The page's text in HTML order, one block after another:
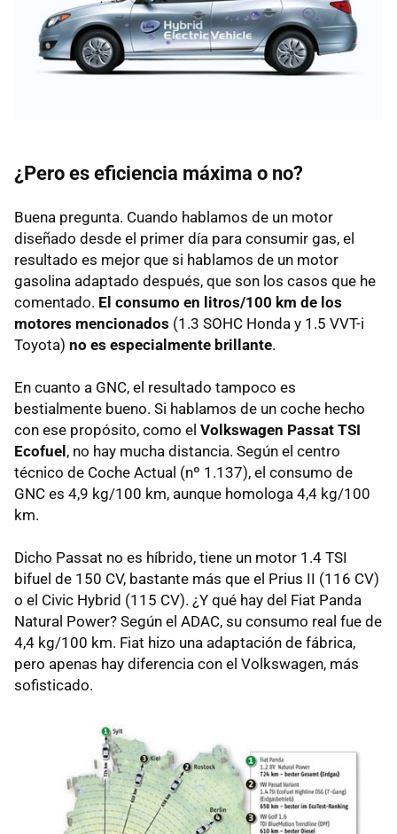
¿Pero es eficiencia máxima o no?
Buena pregunta. Cuando hablamos de un motor
diseñado desde el primer día para consumir gas, el
resultado es mejor que si hablamos de un motor
gasolina adaptado después, que son los casos que he
comentado. El consumo en litros/100 km de los
motores mencionados (1.3 SOHC Honda y 1.5 VVT-i
Toyota) no es especialmente brillante.
En cuanto a GNC, el resultado tampoco es
bestialmente bueno. Si hablamos de un coche hecho
con ese propósito, como el Volkswagen Passat TSI
Ecofuel , no hay mucha distancia. Según el centro
técnico de Coche Actual (nº 1.137), el consumo de
GNC es 4,9 kg/100 km, aunque homologa 4,4 kg/100
km.
Dicho Passat no es híbrido, tiene un motor 1.4 TSI
bifuel de 150 CV, bastante más que el Prius II (116 CV)
o el Civic Hybrid (115 CV). ¿Y qué hay del Fiat Panda
Natural Power? Según el ADAC, su consumo real fue de
4,4 kg/100 km. Fiat hizo una adaptación de fábrica,
pero apenas hay diferencia con el Volkswagen, más
sofisticado.